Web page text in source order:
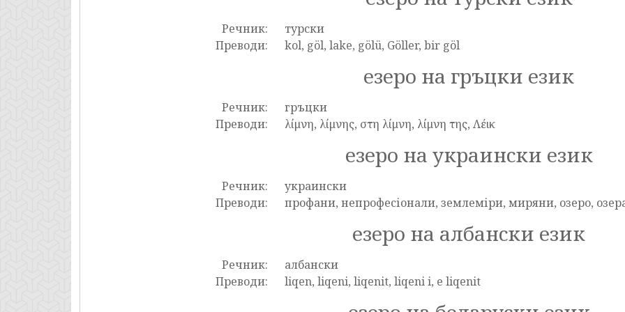
Речник:
турски
Преводи:
kol, göl, lake, gölü, Göller, bir göl
езеро на гръцки език
Речник:
гръцки
Преводи:
λίμνη, λίμνης, στη λίμνη, λίμνη της, Λέικ
езеро на украински език
Речник:
украински
Преводи:
профани, непрофесіонали, землеміри, миряни, озеро,
езеро на албански език
Речник:
албански
Преводи:
liqen, liqeni, liqenit, liqeni i, e liqenit